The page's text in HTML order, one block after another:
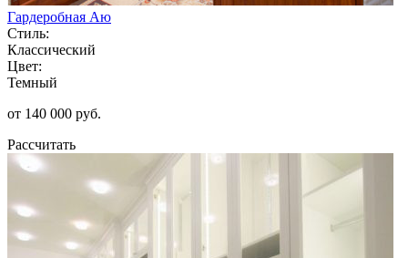
Гардеробная Аю
Стиль:
Классический
Цвет:
Темный
от 140 000 руб.
Рассчитать